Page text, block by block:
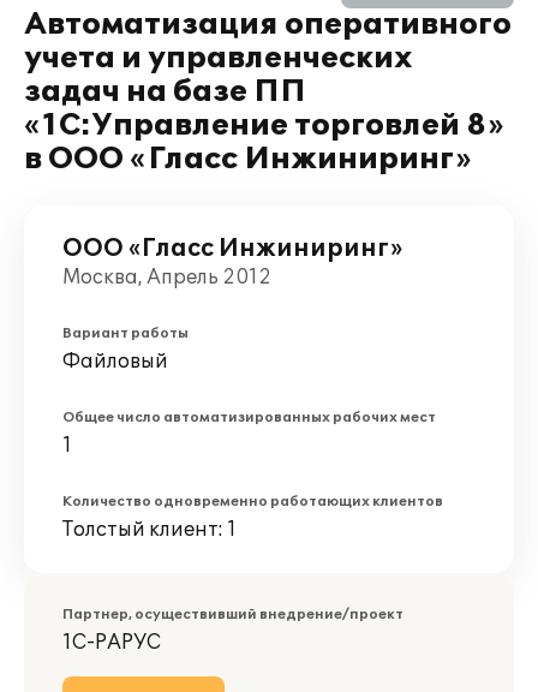
Автоматизация оперативного
учета и управленческих
задач на базе ПП
«1С:Управление торговлей 8»
в ООО «Гласc Инжиниринг»
ООО «Гласc Инжиниринг»
Москва, Апрель 2012
Вариант работы
Файловый
Общее число автоматизированных рабочих мест
1
Количество одновременно работающих клиентов
Толстый клиент: 1
Партнер, осуществивший внедрение/проект
1С-РАРУС